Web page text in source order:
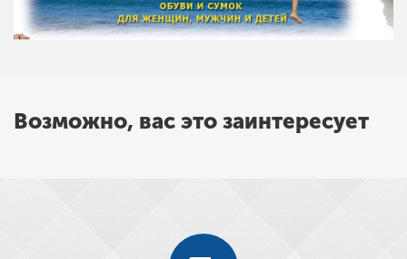
Возможно, вас это заинтересует